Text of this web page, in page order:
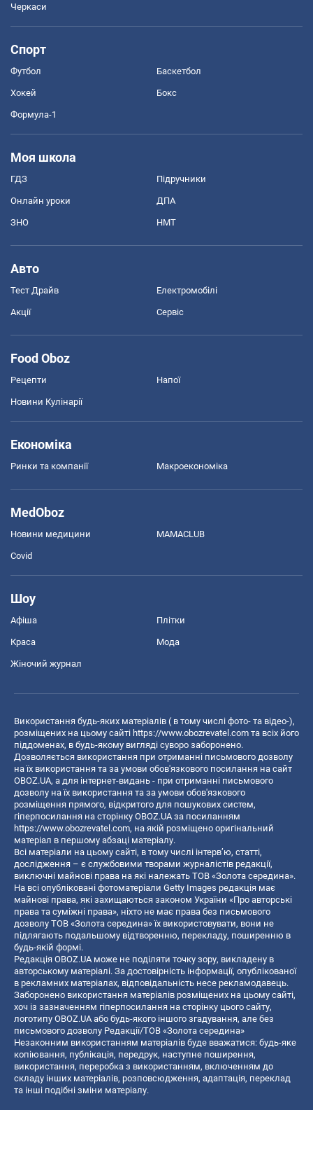
Черкаси
Спорт
Футбол Баскетбол
Хокей Бокс
Формула-1
Моя школа
ГДЗ Підручники
Онлайн уроки ДПА
ЗНО НМТ
Авто
Тест Драйв Електромобілі
Акції Сервіс
Food Oboz
Рецепти Напої
Новини Кулінарії
Економіка
Ринки та компанії Макроекономіка
MedOboz
Новини медицини MAMACLUB
Covid
Шоу
Афіша Плітки
Краса Мода
Жіночий журнал
Використання будь-яких матеріалів ( в тому числі фото- та відео-),
розміщених на цьому сайті https://www.obozrevatel.com та всіх його
піддоменах, в будь-якому вигляді суворо заборонено.
Дозволяється використання при отриманні письмового дозволу
на їх використання та за умови обов'язкового посилання на сайт
OBOZ.UA, а для інтернет-видань - при отриманні письмового
дозволу на їх використання та за умови обов'язкового
розміщення прямого, відкритого для пошукових систем,
гіперпосилання на сторінку OBOZ.UA за посиланням
https://www.obozrevatel.com, на якій розміщено оригінальний
матеріал в першому абзаці матеріалу.
Всі матеріали на цьому сайті, в тому числі інтерв’ю, статті,
дослідження – є службовими творами журналістів редакції,
виключні майнові права на які належать ТОВ «Золота середина».
На всі опубліковані фотоматеріали Getty Images редакція має
майнові права, які захищаються законом України «Про авторські
права та суміжні права», ніхто не має права без письмового
дозволу ТОВ «Золота середина» їх використовувати, вони не
підлягають подальшому відтворенню, перекладу, поширенню в
будь-якій формі.
Редакція OBOZ.UA може не поділяти точку зору, викладену в
авторському матеріалі. За достовірність інформації, опублікованої
в рекламних матеріалах, відповідальність несе рекламодавець.
Заборонено використання матеріалів розміщених на цьому сайті,
хоч із зазначенням гіперпосилання на сторінку цього сайту,
логотипу OBOZ.UA або будь-якого іншого згадування, але без
письмового дозволу Редакції/ТОВ «Золота середина»
Незаконним використанням матеріалів буде вважатися: будь-яке
копiювання, публiкацiя, передрук, наступне поширення,
використання, переробка з використанням, включенням до
складу інших матеріалів, розповсюдження, адаптація, переклад
та інші подібні зміни матеріалу.